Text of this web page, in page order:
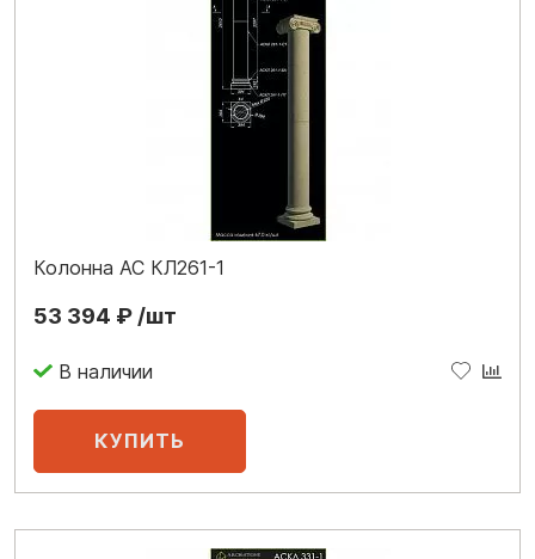
Колонна АС КЛ261-1
53 394 ₽ /шт